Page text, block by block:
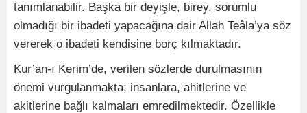
tanımlanabilir. Başka bir deyişle, birey, sorumlu
olmadığı bir ibadeti yapacağına dair Allah Teâla’ya söz
vererek o ibadeti kendisine borç kılmaktadır.
Kur’an-ı Kerim’de, verilen sözlerde durulmasının
önemi vurgulanmakta; insanlara, ahitlerine ve
akitlerine bağlı kalmaları emredilmektedir. Özellikle